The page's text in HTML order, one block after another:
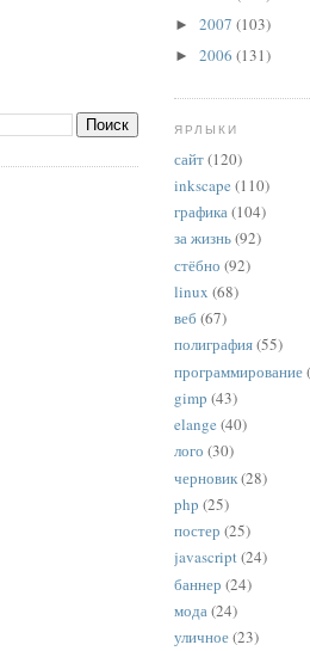
► 2007 (103)
► 2006 (131)
ЯРЛЫКИ
сайт(120)
inkscape (110)
графика(104)
за жизнь(92)
стёбно (92)
linux (68)
веб (67)
полиграфия(55)
программирование
gimp (43)
elange (40)
лого (30)
черновик(28)
php (25)
постер (25)
javascript(24)
баннер (24)
мода(24)
уличное(23)